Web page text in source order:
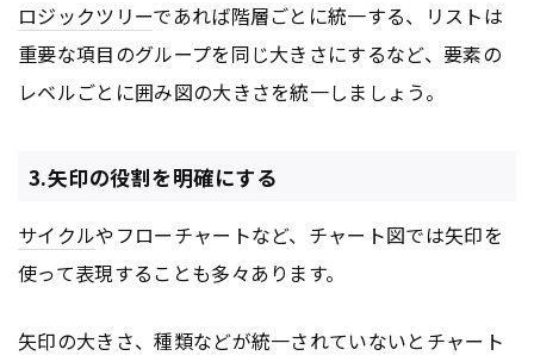
ロジックツリーであれば階層ごとに統一する、リストは
重要な項目のグループを同じ大きさにするなど、要素の
レベルごとに囲み図の大きさを統一しましょう。
3.矢印の役割を明確にする
サイクルやフローチャートなど、チャート図では矢印を
使って表現することも多々あります。
矢印の大きさ、種類などが統一されていないとチャート